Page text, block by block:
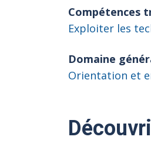
Compétences
Exploiter les
Domaine
Orientation et